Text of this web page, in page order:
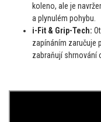
koleno, ale je
a plynulém pohybu.
i-Fit & Grip-Tech:
zapínáním zaručuje
zabraňují shrnování